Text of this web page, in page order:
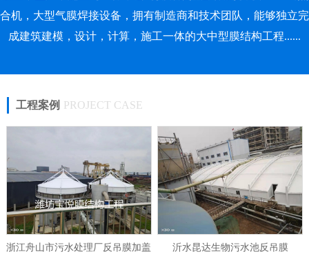
合机，大型气膜焊接设备，拥有制造商和技术团队，能够独立完
成建筑建模，设计，计算，施工一体的大中型膜结构工程......
工程案例 PROJECT CASE
浙江舟山市污水处理厂反吊膜加盖 沂水昆达生物污水池反吊膜